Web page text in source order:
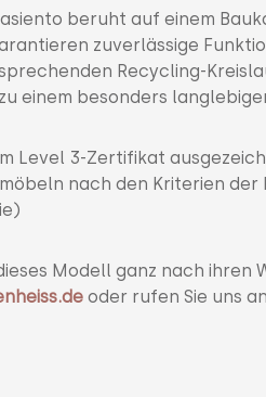
beruht auf einem
zuverlässige
Recycling-
einem besonders
Level 3-Zertifikat
nach den Kriterien
Modell ganz nach ihren
oder rufen Sie uns